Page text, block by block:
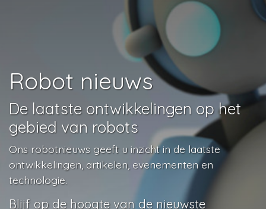
Robot nieuws
De laatste ontwikkelingen op het
gebied van robots
Ons robotnieuws geeft u inzicht in de laatste
ontwikkelingen, artikelen, evenementen en
technologie.
Blijf op de hoogte van de nieuwste